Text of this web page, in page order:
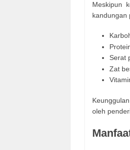
Meskipun
kandungan
Serat
Zat
oleh